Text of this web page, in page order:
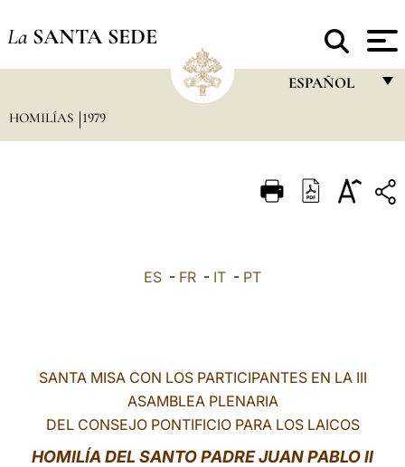
La SANTA SEDE
ESPAÑOL
ITALIANO
LATINE
HOMILÍAS 1979
ES - FR - IT - PT
SANTA MISA CON LOS PARTICIPANTES EN LA III
ASAMBLEA PLENARIA
DEL CONSEJO PONTIFICIO PARA LOS LAICOS
HOMILÍA DEL SANTO PADRE JUAN PABLO II